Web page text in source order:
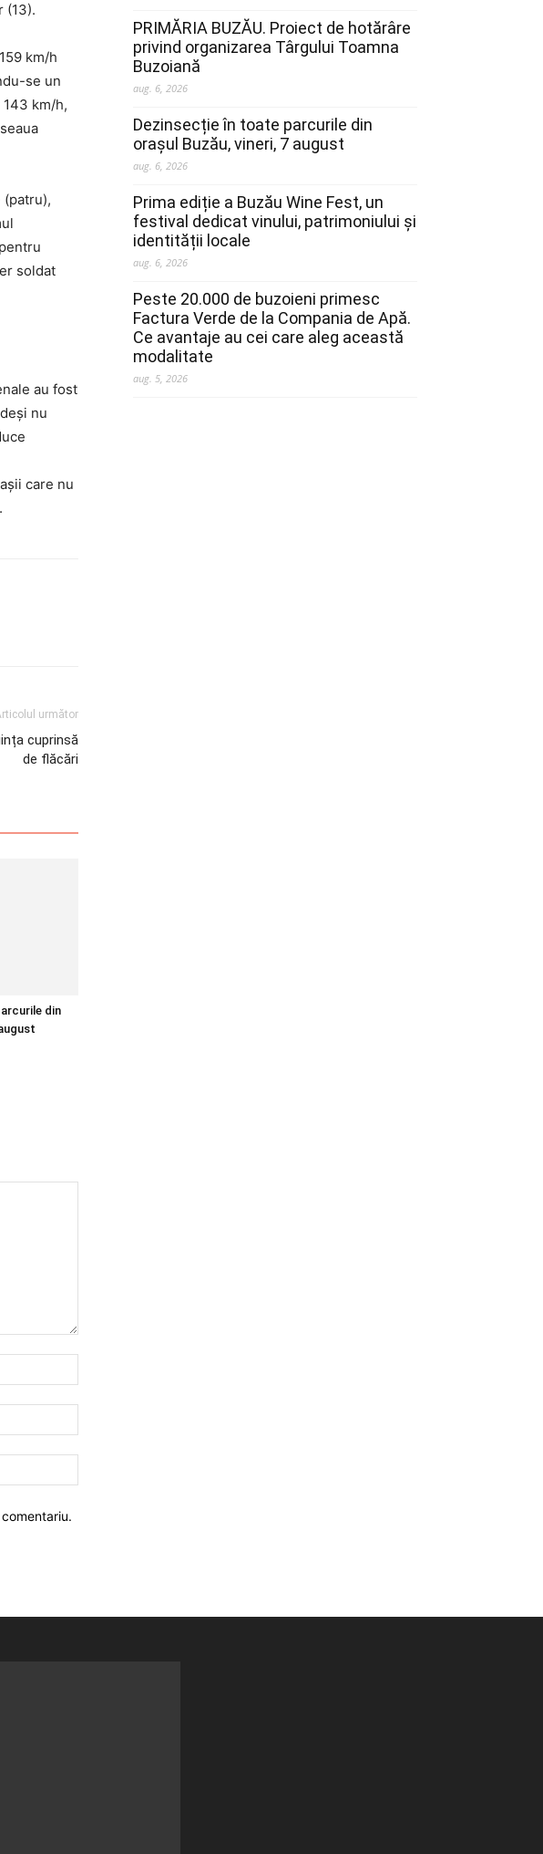
(13).
km/h
se un
km/h,
soldat
au fost
nu
care nu
următor
cuprinsă
de flăcări
din
PRIMĂRIA BUZĂU. Proiect de hotărâre
privind organizarea Târgului Toamna
Buzoiană
aug. 6, 2026
Dezinsecție în toate parcurile din
orașul Buzău, vineri, 7 august
aug. 6, 2026
Prima ediție a Buzău Wine Fest, un
festival dedicat vinului, patrimoniului și
identității locale
aug. 6, 2026
Peste 20.000 de buzoieni primesc
Factura Verde de la Compania de Apă.
Ce avantaje au cei care aleg această
modalitate
aug. 5, 2026